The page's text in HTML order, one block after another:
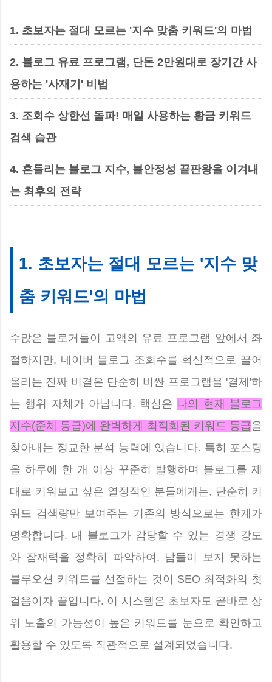
1. 초보자는 절대 모르는 '지수 맞춤 키워드'의 마법
2. 블로그 유료 프로그램, 단돈 2만원대로 장기간 사
용하는 '사재기' 비법
3. 조회수 상한선 돌파! 매일 사용하는 황금 키워드
검색 습관
4. 흔들리는 블로그 지수, 불안정성 끝판왕을 이겨내
는 최후의 전략
1. 초보자는 절대 모르는 '지수 맞
춤 키워드'의 마법
수많은 블로거들이 고액의 유료 프로그램 앞에서 좌
절하지만, 네이버 블로그 조회수를 혁신적으로 끌어
올리는 진짜 비결은 단순히 비싼 프로그램을 '결제'하
는 행위 자체가 아닙니다. 핵심은 나의 현재 블로그
지수(준체 등급)에 완벽하게 최적화된 키워드 등급을
찾아내는 정교한 분석 능력에 있습니다. 특히 포스팅
을 하루에 한 개 이상 꾸준히 발행하며 블로그를 제
대로 키워보고 싶은 열정적인 분들에게는, 단순히 키
워드 검색량만 보여주는 기존의 방식으로는 한계가
명확합니다. 내 블로그가 감당할 수 있는 경쟁 강도
와 잠재력을 정확히 파악하여, 남들이 보지 못하는
블루오션 키워드를 선점하는 것이 SEO 최적화의 첫
걸음이자 끝입니다. 이 시스템은 초보자도 곧바로 상
위 노출의 가능성이 높은 키워드를 눈으로 확인하고
활용할 수 있도록 직관적으로 설계되었습니다.